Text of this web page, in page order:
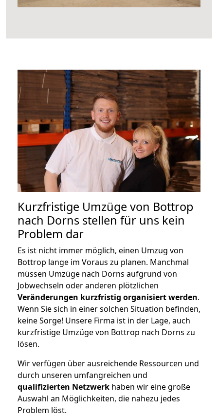
Kurzfristige Umzüge von Bottrop
nach Dorns stellen für uns kein
Problem dar
Es ist nicht immer möglich, einen Umzug von
Bottrop lange im Voraus zu planen. Manchmal
müssen Umzüge nach Dorns aufgrund von
Jobwechseln oder anderen plötzlichen
Veränderungen kurzfristig organisiert werden.
Wenn Sie sich in einer solchen Situation befinden,
keine Sorge! Unsere Firma ist in der Lage, auch
kurzfristige Umzüge von Bottrop nach Dorns zu
lösen.
Wir verfügen über ausreichende Ressourcen und
durch unseren umfangreichen und
qualifizierten Netzwerk haben wir eine große
Auswahl an Möglichkeiten, die nahezu jedes
Problem löst.